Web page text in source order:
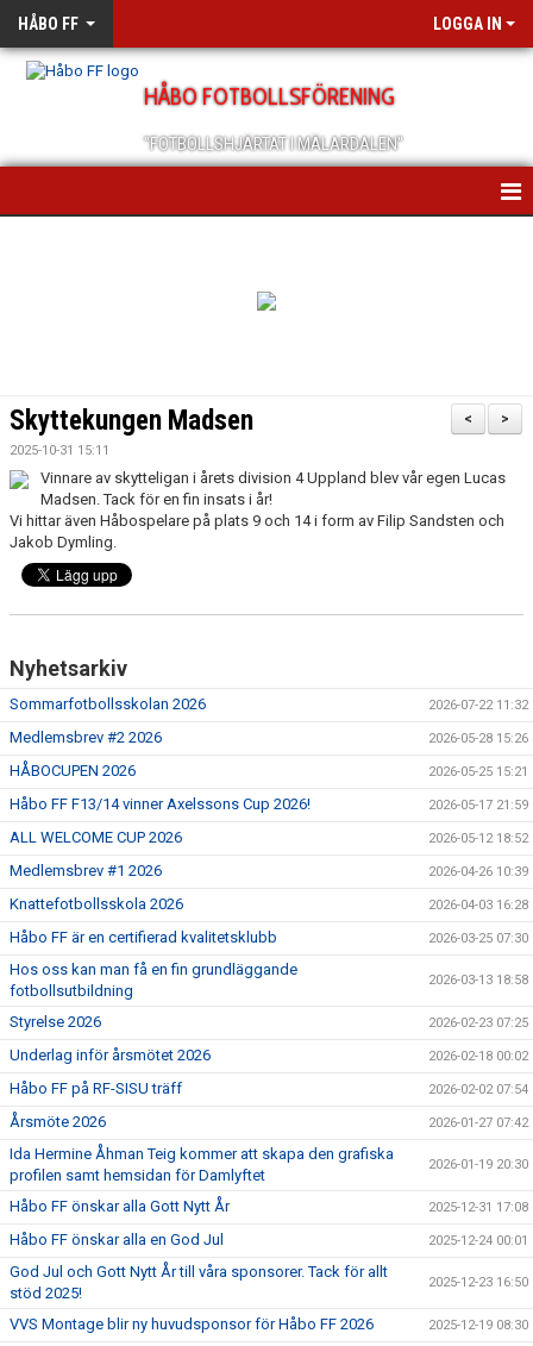
HÅBO FF LOGGA IN
HÅBO FOTBOLLSFÖRENING
"FOTBOLLSHJÄRTAT I MÄLARDALEN"
MEDLEMSBREV
ÅRSMÖTEN
FUTURUM KIOSK OCH KONFERENS
>
<
Skyttekungen Madsen
2025-10-31 15:11
Vinnare av skytteligan i årets division 4 Uppland blev vår egen Lucas
Madsen. Tack för en fin insats i år!
Vi hittar även Håbospelare på plats 9 och 14 i form av Filip Sandsten och
Jakob Dymling.
Nyhetsarkiv
Sommarfotbollsskolan 2026 2026-07-22 11:32
Medlemsbrev #2 2026 2026-05-28 15:26
HÅBOCUPEN 2026 2026-05-25 15:21
Håbo FF F13/14 vinner Axelssons Cup 2026! 2026-05-17 21:59
ALL WELCOME CUP 2026 2026-05-12 18:52
Medlemsbrev #1 2026 2026-04-26 10:39
Knattefotbollsskola 2026 2026-04-03 16:28
Håbo FF är en certifierad kvalitetsklubb 2026-03-25 07:30
Hos oss kan man få en fin grundläggande
fotbollsutbildning
2026-03-13 18:58
Styrelse 2026 2026-02-23 07:25
Underlag inför årsmötet 2026 2026-02-18 00:02
Håbo FF på RF-SISU träff 2026-02-02 07:54
Årsmöte 2026 2026-01-27 07:42
Ida Hermine Åhman Teig kommer att skapa den grafiska
profilen samt hemsidan för Damlyftet
2026-01-19 20:30
Håbo FF önskar alla Gott Nytt År 2025-12-31 17:08
Håbo FF önskar alla en God Jul 2025-12-24 00:01
God Jul och Gott Nytt År till våra sponsorer. Tack för allt
stöd 2025!
2025-12-23 16:50
VVS Montage blir ny huvudsponsor för Håbo FF 2026 2025-12-19 08:30